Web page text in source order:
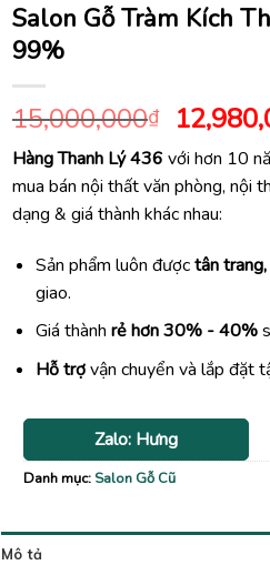
Salon Gỗ Tràm Kích
99%
15,000,000₫ Giá
gốc
là:
Hàng Thanh Lý 436 với hơn 10
mua bán nội thất văn phòng, nội
dạng & giá thành khác nhau:
Sản phẩm luôn đượctân
giao.
Giá thành rẻ hơn 30% - 40%
Hỗ trợvận chuyển và lắp đặt
Zalo: Hưng
Danh mục: Salon Gỗ Cũ
Mô tả